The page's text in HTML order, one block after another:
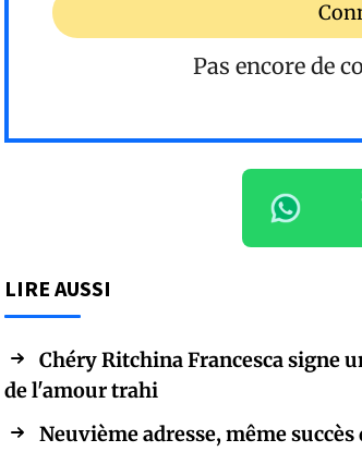
Pas encore de
LIRE AUSSI
Chéry Ritchina Francesca signe
de l'amour trahi
Neuvième adresse, même